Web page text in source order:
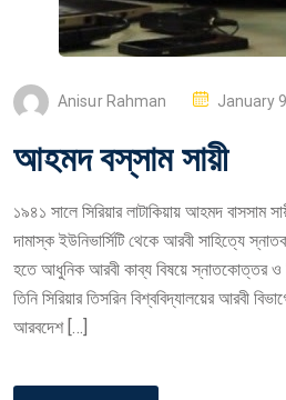
Anisur Rahman
S
E
D
O
N
January
আহমদ বস্‌সাম সায়ী
১৯৪১ সালে সিরিয়ার লাটাকিয়ায় আহমদ বাসসাম
দামাস্ক ইউনিভার্সিটি থেকে আরবী সাহিত্যে
হতে আধুনিক আরবী কাব্য বিষয়ে স্নাতকোত্তর ও
তিনি সিরিয়ার তিসরিন বিশ্ববিদ্যালয়ের আরবী
আরবদেশ […]